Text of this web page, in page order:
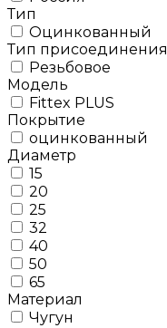
Тип
Оцинкованный
Тип присоединения
Резьбовое
Модель
Fittex PLUS
Покрытие
оцинкованный
Диаметр
15
20
25
32
40
50
65
Материал
Чугун